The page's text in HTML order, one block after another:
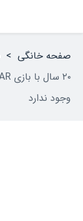
صفحه خانگی >
وجود ندارد